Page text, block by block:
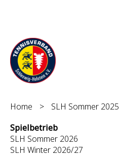
Home > SLH Sommer 2025
Spielbetrieb
SLH Sommer 2026
SLH Winter 2026/27